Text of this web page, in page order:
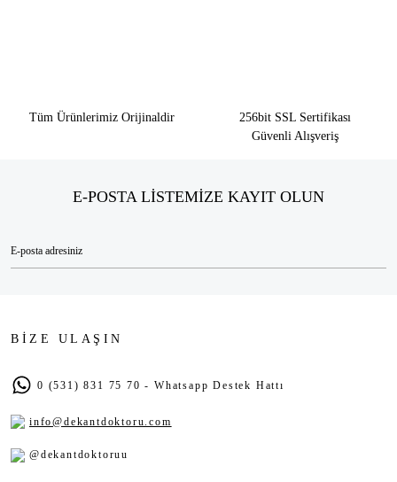
Tüm Ürünlerimiz Orijinaldir
256bit SSL Sertifikası
Güvenli Alışveriş
E-POSTA LİSTEMİZE KAYIT OLUN
BİZE ULAŞIN
0 (531) 831 75 70 - Whatsapp Destek Hattı
info@dekantdoktoru.com
@dekantdoktoruu